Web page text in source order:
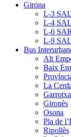
Girona
L-3
L-4
L-6
L-9
Bus
Alt
Baix
La
Garrotxa
Gironès
Osona
Pla de
Ripollès